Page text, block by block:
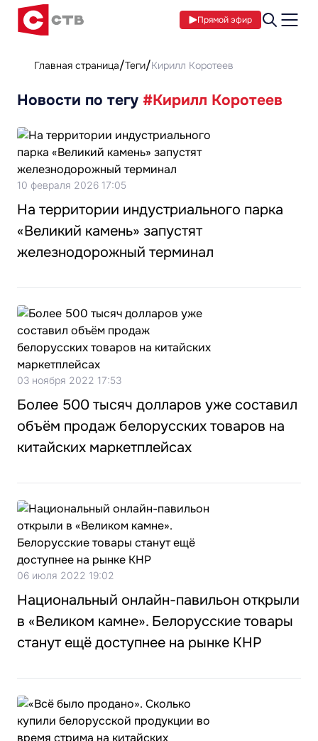
Прямой эфир
Главная страница Теги Кирилл Коротеев
Новости по тегу #Кирилл Коротеев
10 февраля 2026 17:05
На территории индустриального парка
«Великий камень» запустят
железнодорожный терминал
03 ноября 2022 17:53
Более 500 тысяч долларов уже составил
объём продаж белорусских товаров на
китайских маркетплейсах
06 июля 2022 19:02
Национальный онлайн-павильон открыли
в «Великом камне». Белорусские товары
станут ещё доступнее на рынке КНР